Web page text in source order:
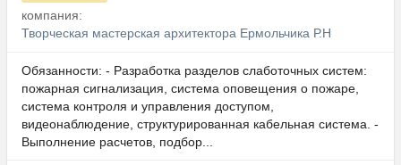
компания:
Творческая мастерская архитектора Ермольчика Р.Н
Обязанности: - Разработка разделов слаботочных систем:
пожарная сигнализация, система оповещения о пожаре,
система контроля и управления доступом,
видеонаблюдение, структурированная кабельная система. -
Выполнение расчетов, подбор...